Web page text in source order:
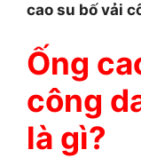
cao su bố vải
Ống
công
là gì?